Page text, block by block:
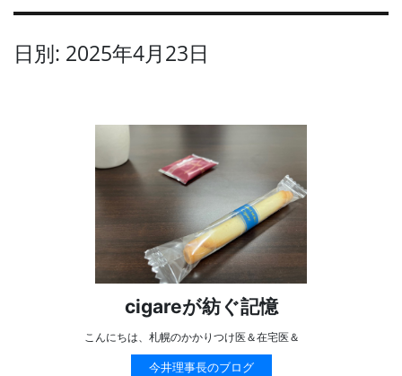
日別: 2025年4月23日
cigareが紡ぐ記憶
こんにちは、札幌のかかりつけ医＆在宅医＆
今井理事長のブログ